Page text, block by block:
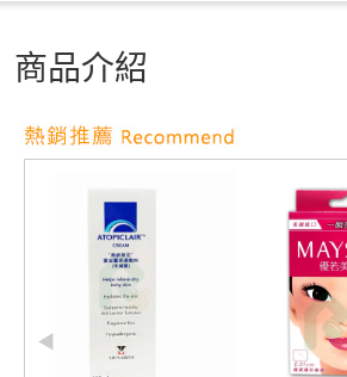
商品介紹